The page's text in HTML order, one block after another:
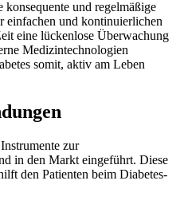
und regelmäßige
einfachen und kontinuierlichen
eine lückenlose Überwachung
Medizintechnologien
somit, aktiv am Leben
zur
in den Markt eingeführt. Diese
den Patienten beim Diabetes-